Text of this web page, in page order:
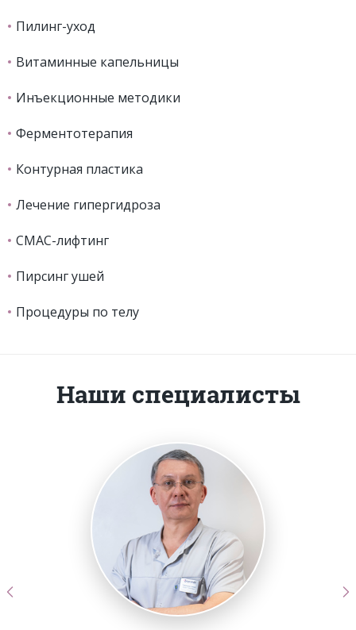
Пилинг-уход
Витаминные капельницы
Инъекционные методики
Ферментотерапия
Контурная пластика
Лечение гипергидроза
СМАС-лифтинг
Пирсинг ушей
Процедуры по телу
Наши специалисты